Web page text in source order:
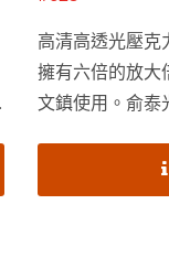
高清高透光壓克
擁有六倍的放大
文鎮使用。俞泰
細部皮膚、X光
供客製化服務，